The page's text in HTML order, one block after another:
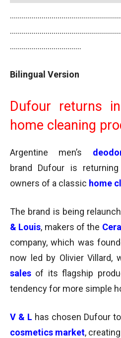
………………………………
Bilingual Version
Dufour returns
home cleaning
Argentine men’s
brand Dufour is
owners of a classic home
The brand is being
& Louis, makers of the
company, which was
now led by Olivier Villard,
sales of its flagship
tendency for more simple
V & L has chosen Dufour
cosmetics market,